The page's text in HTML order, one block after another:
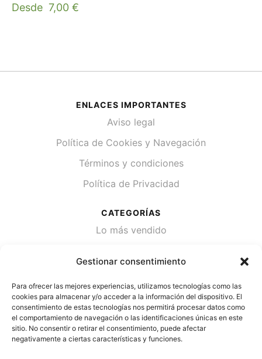
Gestionar consentimiento
Para ofrecer las mejores experiencias, utilizamos tecnologías como las
cookies para almacenar y/o acceder a la información del dispositivo. El
consentimiento de estas tecnologías nos permitirá procesar datos como
el comportamiento de navegación o las identificaciones únicas en este
sitio. No consentir o retirar el consentimiento, puede afectar
negativamente a ciertas características y funciones.
Desde 7,00 €
ENLACES IMPORTANTES
Aviso legal
Política de Cookies y Navegación
Términos y condiciones
Política de Privacidad
CATEGORÍAS
Lo más vendido
Desinfección de agua
CONTACTA
Cami Primera Marrada, SN, 25600, Balaguer